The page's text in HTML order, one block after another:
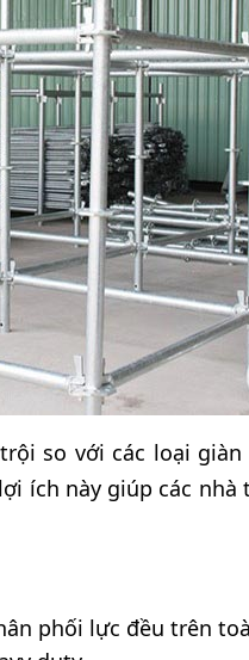
so với các loại
ích này giúp các nhà
phối lực đều trên